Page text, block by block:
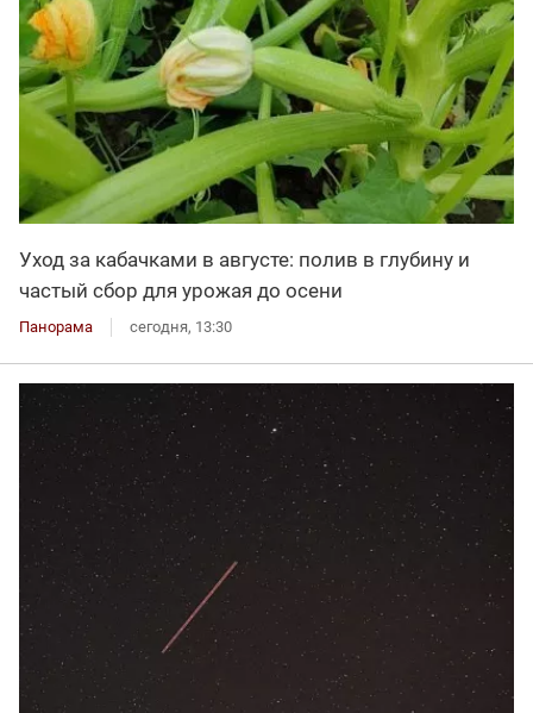
Уход за кабачками в августе: полив в глубину и
частый сбор для урожая до осени
Панорама сегодня, 13:30